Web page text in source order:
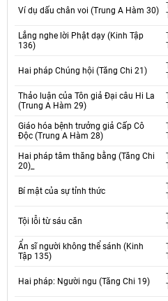
Ví dụ dấu chân voi (Trung A Hàm 30)
Lắng nghe lời Phật dạy (Kinh Tập
136)
Hai pháp Chúng hội (Tăng Chi 21)
Thảo luận của Tôn giả Đại câu Hi La
(Trung A Hàm 29)
Giáo hóa bệnh trưởng giả Cấp Cô
Độc (Trung A Hàm 28)
Hai pháp tâm thăng bằng (Tăng Chi
20)_
Bí mật của sự tỉnh thức
Tội lỗi từ sáu căn
Ẩn sĩ người không thể sánh (Kinh
Tập 135)
Hai pháp: Người ngu (Tăng Chi 19)